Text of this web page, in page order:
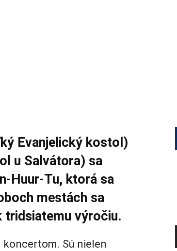
Evanjelický kostol)
u Salvátora) sa
Huur-Tu, ktorá sa
mestách sa
tridsiatemu výročiu.
koncertom. Sú nielen